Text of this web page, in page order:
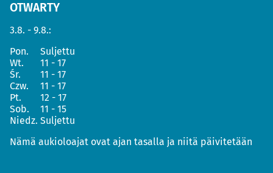
OTWARTY
3.8. - 9.8.:
Pon.
Suljettu
Wt.
11 - 17
Śr.
11 - 17
Czw.
11 - 17
Pt.
12 - 17
Sob.
11 - 15
Niedz. Suljettu
Nämä aukioloajat ovat ajan tasalla ja niitä päivitetään